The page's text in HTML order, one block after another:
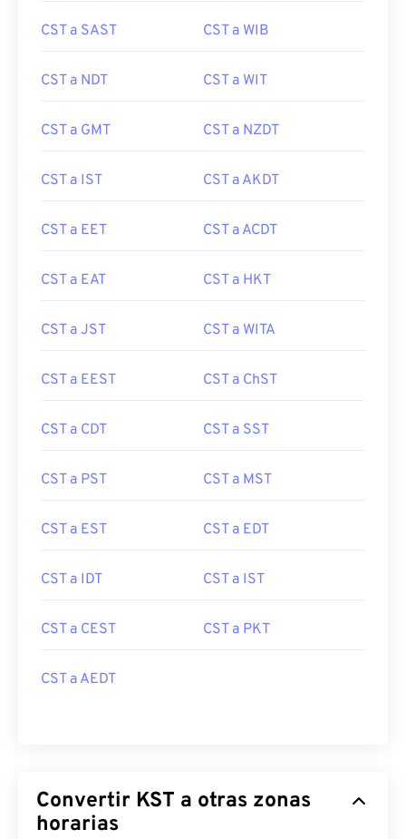
CST a SAST CST a WIB
CST a NDT CST a WIT
CST a GMT CST a NZDT
CST a IST CST a AKDT
CST a EET CST a ACDT
CST a EAT CST a HKT
CST a JST CST a WITA
CST a EEST CST a ChST
CST a CDT CST a SST
CST a PST CST a MST
CST a EST CST a EDT
CST a IDT CST a IST
CST a CEST CST a PKT
CST a AEDT
Convertir KST a otras zonas
horarias